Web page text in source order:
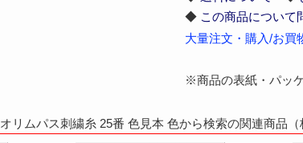
◆ この商品について
大量注文・購入/お買
※商品の表紙・パッ
オリムパス刺繍糸 25番 色見本 色から検索の関連商品（